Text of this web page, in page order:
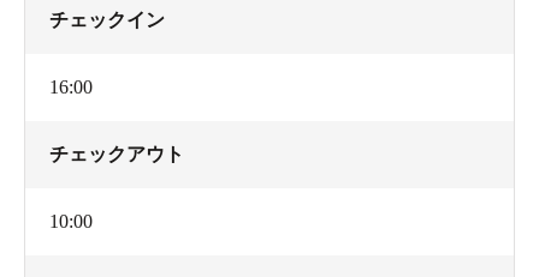
チェックイン
16:00
チェックアウト
10:00